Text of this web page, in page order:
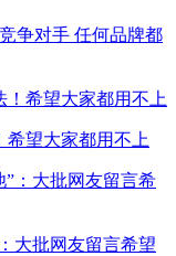
争对手 任何品牌都
希望大家都用不上
大批网友留言希望